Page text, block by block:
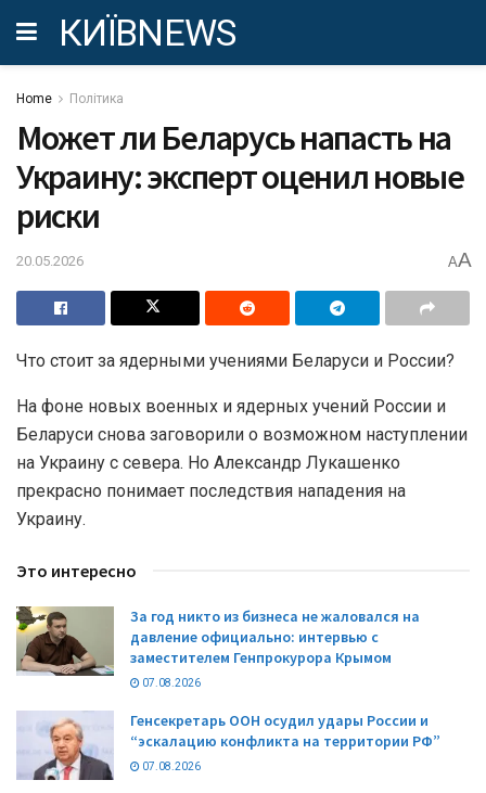
КИЇВNEWS
Home Політика
Может ли Беларусь напасть на
Украину: эксперт оценил новые
риски
20.05.2026 AA
Что стоит за ядерными учениями Беларуси и России?
На фоне новых военных и ядерных учений России и
Беларуси снова заговорили о возможном наступлении
на Украину с севера. Но Александр Лукашенко
прекрасно понимает последствия нападения на
Украину.
Это интересно
За год никто из бизнеса не жаловался на
давление официально: интервью с
заместителем Генпрокурора Крымом
07.08.2026
Генсекретарь ООН осудил удары России и
“эскалацию конфликта на территории РФ”
07.08.2026